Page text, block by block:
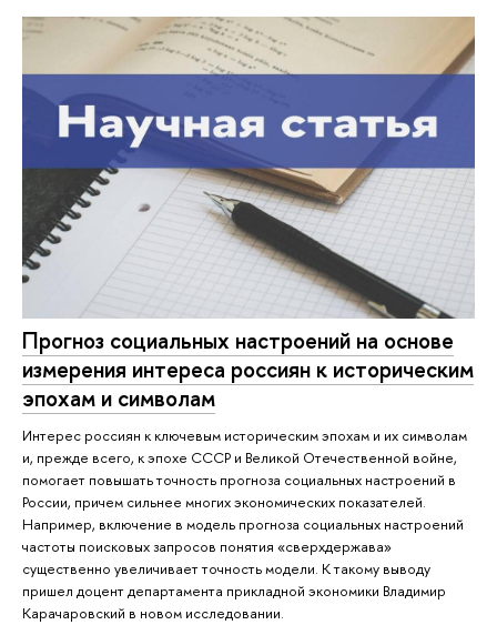
Прогноз социальных настроений на основе
измерения интереса россиян к историческим
эпохам и символам
Интерес россиян к ключевым историческим эпохам и их символам
и, прежде всего, к эпохе СССР и Великой Отечественной войне,
помогает повышать точность прогноза социальных настроений в
России, причем сильнее многих экономических показателей.
Например, включение в модель прогноза социальных настроений
частоты поисковых запросов понятия «сверхдержава»
существенно увеличивает точность модели. К такому выводу
пришел доцент департамента прикладной экономики Владимир
Карачаровский в новом исследовании.